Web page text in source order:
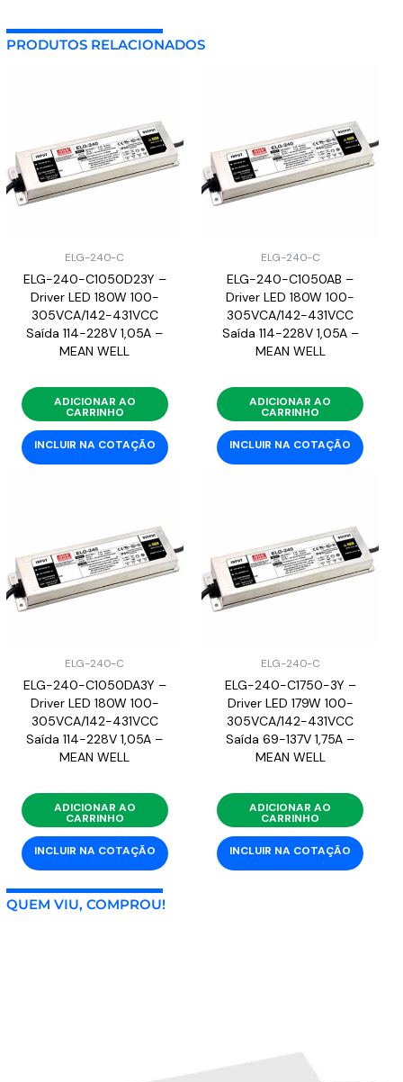
PRODUTOS RELACIONADOS
ELG-240-C
ELG-240-C1050D23Y –
Driver LED 180W 100-
305VCA/142-431VCC
Saída 114-228V 1,05A –
MEAN WELL
ADICIONAR AO
CARRINHO
INCLUIR NA COTAÇÃO
ELG-240-C
ELG-240-C1050AB –
Driver LED 180W 100-
305VCA/142-431VCC
Saída 114-228V 1,05A –
MEAN WELL
ADICIONAR AO
CARRINHO
INCLUIR NA COTAÇÃO
ELG-240-C
ELG-240-C1050DA3Y –
Driver LED 180W 100-
305VCA/142-431VCC
Saída 114-228V 1,05A –
MEAN WELL
ADICIONAR AO
CARRINHO
INCLUIR NA COTAÇÃO
ELG-240-C
ELG-240-C1750-3Y –
Driver LED 179W 100-
305VCA/142-431VCC
Saída 69-137V 1,75A –
MEAN WELL
ADICIONAR AO
CARRINHO
INCLUIR NA COTAÇÃO
QUEM VIU, COMPROU!